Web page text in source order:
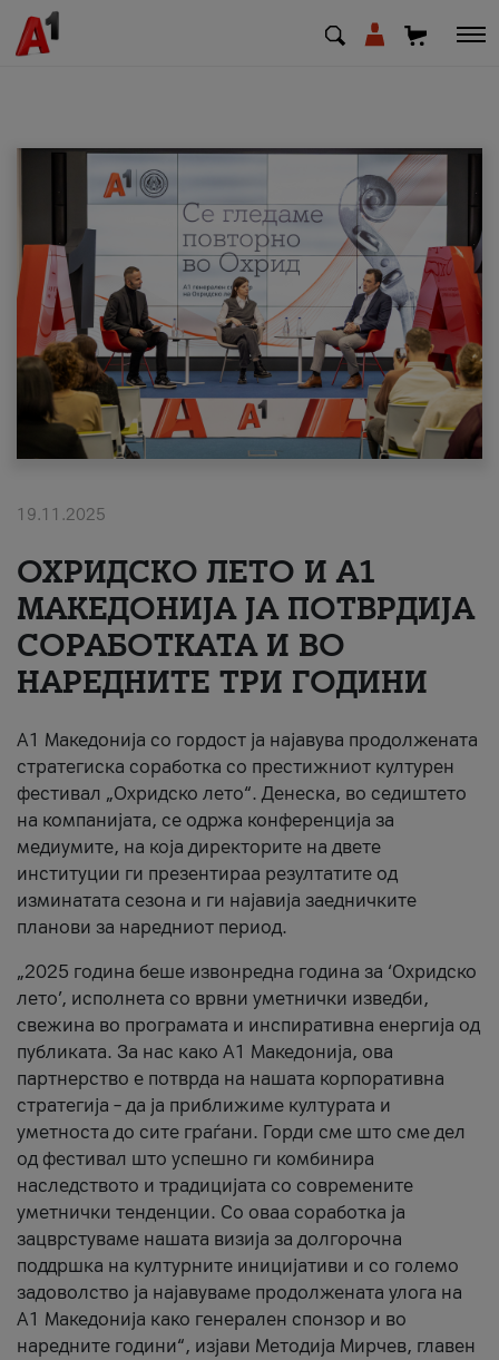
МК SQ
Приватни Деловни
Поддршка
Надополни кредит
#ПодобарОнлајн
19.11.2025
ОХРИДСКО ЛЕТО И A1
МАКЕДОНИЈА ЈА ПОТВРДИЈА
СОРАБОТКАТА И ВО
НАРЕДНИТЕ ТРИ ГОДИНИ
A1 Македонија со гордост ја најавува продолжената
стратегиска соработка со престижниот културен
фестивал „Охридско лето“. Денеска, во седиштето
на компанијата, се одржа конференција за
медиумите, на која директорите на двете
институции ги презентираа резултатите од
изминатата сезона и ги најавија заедничките
планови за наредниот период.
„2025 година беше извонредна година за ‘Охридско
лето’, исполнета со врвни уметнички изведби,
свежина во програмата и инспиративна енергија од
публиката. За нас како A1 Македонија, ова
партнерство е потврда на нашата корпоративна
стратегија – да ја приближиме културата и
уметноста до сите граѓани. Горди сме што сме дел
од фестивал што успешно ги комбинира
наследството и традицијата со современите
уметнички тенденции. Со оваа соработка ја
зацврстуваме нашата визија за долгорочна
поддршка на културните иницијативи и со големо
задоволство ја најавуваме продолжената улога на
A1 Македонија како генерален спонзор и во
наредните години“, изјави Методија Мирчев, главен